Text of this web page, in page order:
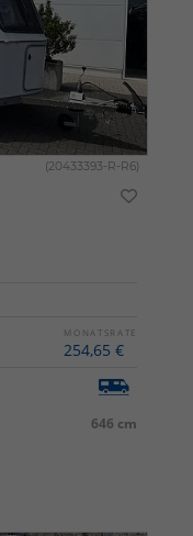
(20433393-R-R6)
MONATSRATE
254,65 €
646 cm